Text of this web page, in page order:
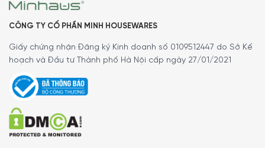
Các tính năng nổi bật
CÔNG TY CỔ PHẦN MINH HOUSEWARES
Giấy chứng nhận Đăng ký Kinh doanh số 0109512447 do Sở Kế
hoạch và Đầu tư Thành phố Hà Nội cấp ngày 27/01/2021